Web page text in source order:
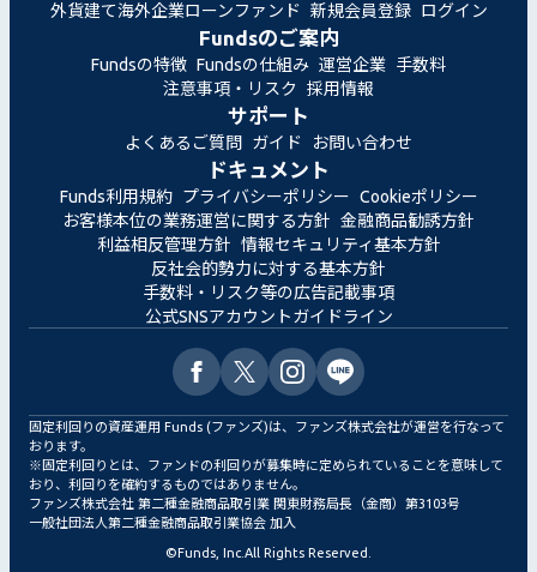
外貨建て海外企業ローンファンド 新規会員登録 ログイン
Fundsのご案内
Fundsの特徴 Fundsの仕組み 運営企業 手数料
注意事項・リスク
採用情報
サポート
よくあるご質問 ガイド お問い合わせ
ドキュメント
Funds利用規約 プライバシーポリシー Cookieポリシー
お客様本位の業務運営に関する方針 金融商品勧誘方針
利益相反管理方針 情報セキュリティ基本方針
反社会的勢力に対する基本方針
手数料・リスク等の広告記載事項
公式SNSアカウントガイドライン
固定利回りの資産運用 Funds (ファンズ)は、ファンズ株式会社が運営を行なって
おります。
※固定利回りとは、ファンドの利回りが募集時に定められていることを意味して
おり、利回りを確約するものではありません。
ファンズ株式会社 第二種金融商品取引業 関東財務局長（金商）第3103号
一般社団法人第二種金融商品取引業協会 加入
©Funds, Inc. All Rights Reserved.